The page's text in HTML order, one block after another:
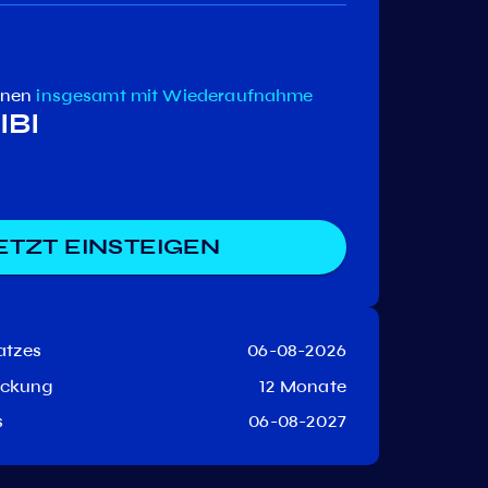
insgesamt mit Wiederaufnahme
EINSTEIGEN
06-08-2026
12 Monate
06-08-2027